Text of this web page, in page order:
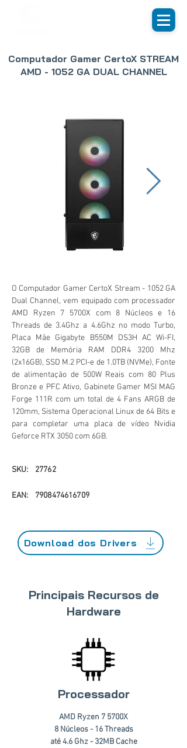
Computador Gamer CertoX STREAM
AMD - 1052 GA DUAL CHANNEL
O Computador Gamer CertoX Stream - 1052 GA
Dual Channel, vem equipado com processador
AMD Ryzen 7 5700X com 8 Núcleos e 16
Threads de 3.4Ghz a 4.6Ghz no modo Turbo,
Placa Mãe Gigabyte B550M DS3H AC Wi-FI,
32GB de Memória RAM DDR4 3200 Mhz
(2x16GB), SSD M.2 PCI-e de 1.0TB (NVMe), Fonte
de alimentação de 500W Reais com 80 Plus
Bronze e PFC Ativo, Gabinete Gamer MSI MAG
Forge 111R com um total de 4 Fans ARGB de
120mm, Sistema Operacional Linux de 64 Bits e
para completar uma placa de vídeo Nvidia
Geforce RTX 3050 com 6GB.
SKU: 27762
EAN: 7908474616709
Download dos Drivers
Principais Recursos de
Hardware
Processador
AMD Ryzen 7 5700X
8 Núcleos - 16 Threads
até 4.6 Ghz - 32MB Cache